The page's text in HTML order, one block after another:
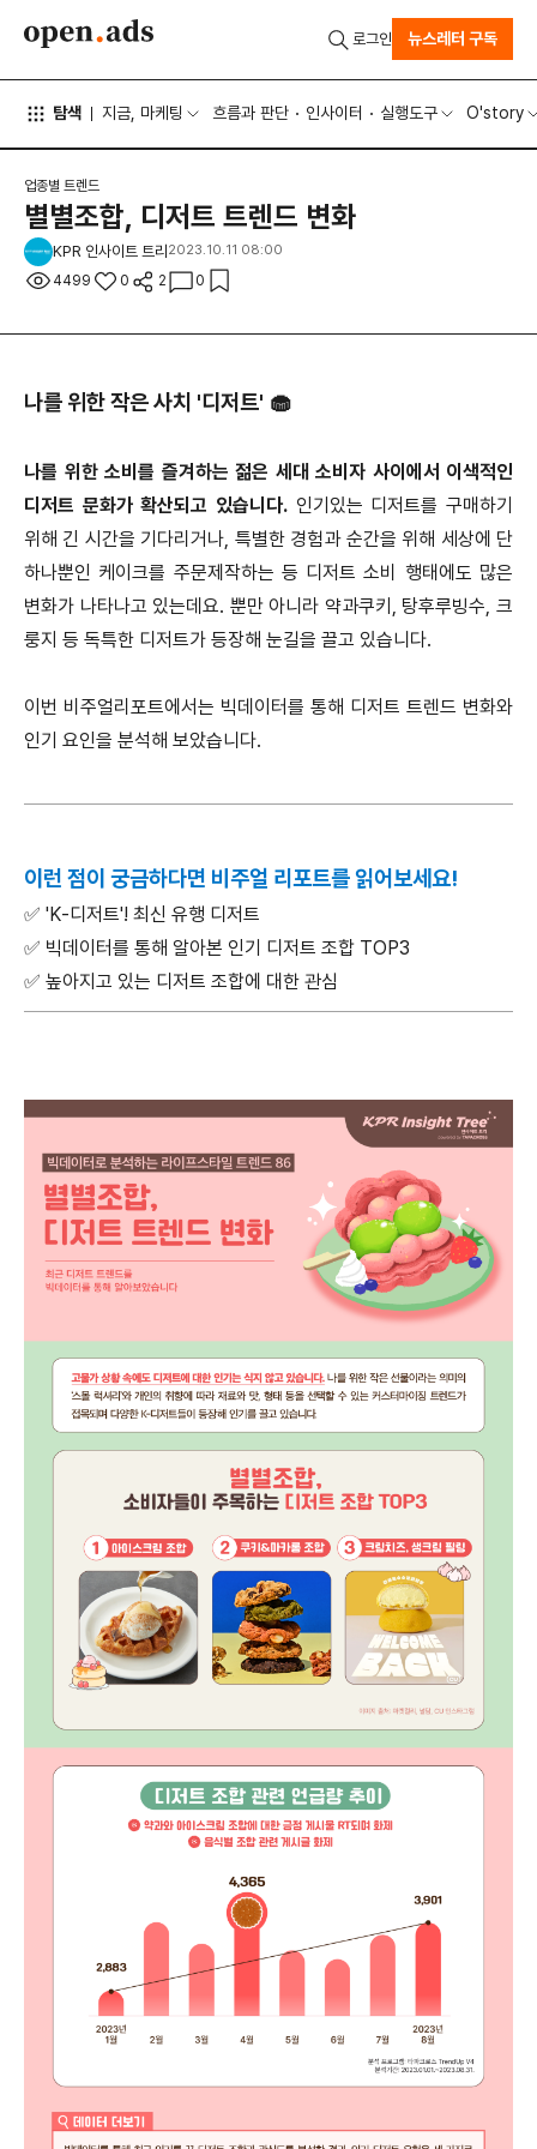
탐색 지금, 마케팅 흐름과 판단 인사이터 실행도구 O'story
로그인 뉴스레터 구독
업종별 트렌드
별별조합, 디저트 트렌드 변화
KPR 인사이트 트리 2023.10.11 08:00
4499 0 2 0
나를 위한 작은 사치 '디저트' 🧁
나를 위한 소비를 즐겨하는 젊은 세대 소비자 사이에서 이색적인
디저트 문화가 확산되고 있습니다. 인기있는 디저트를 구매하기
위해 긴 시간을 기다리거나, 특별한 경험과 순간을 위해 세상에 단
하나뿐인 케이크를 주문제작하는 등 디저트 소비 행태에도 많은
변화가 나타나고 있는데요. 뿐만 아니라 약과쿠키, 탕후루빙수, 크
룽지 등 독특한 디저트가 등장해 눈길을 끌고 있습니다.
이번 비주얼리포트에서는 빅데이터를 통해 디저트 트렌드 변화와
인기 요인을 분석해 보았습니다.
이런 점이 궁금하다면 비주얼 리포트를 읽어보세요!
✅ 'K-디저트'! 최신 유행 디저트
✅ 빅데이터를 통해 알아본 인기 디저트 조합 TOP3
✅ 높아지고 있는 디저트 조합에 대한 관심